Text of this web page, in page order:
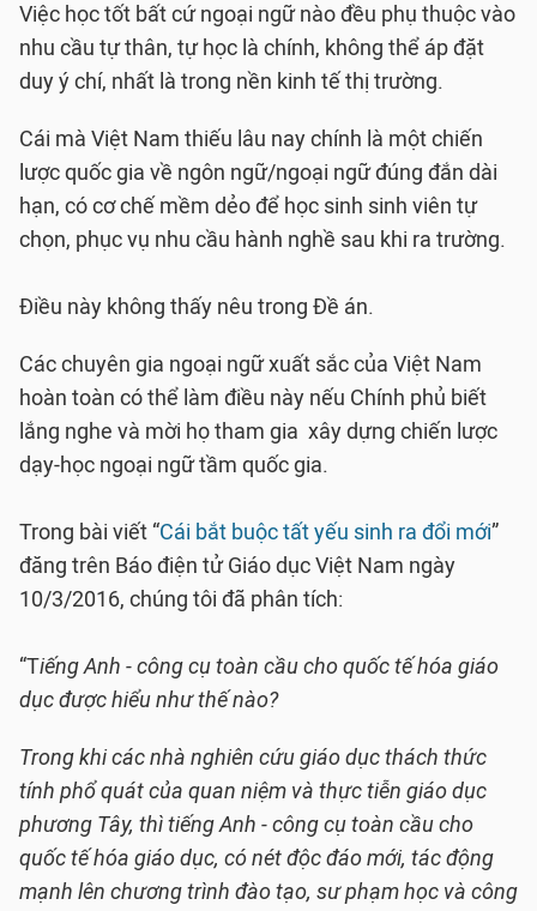
Việc học tốt bất cứ ngoại ngữ nào đều phụ thuộc vào
nhu cầu tự thân, tự học là chính, không thể áp đặt
duy ý chí, nhất là trong nền kinh tế thị trường.
Cái mà Việt Nam thiếu lâu nay chính là một chiến
lược quốc gia về ngôn ngữ/ngoại ngữ đúng đắn dài
hạn, có cơ chế mềm dẻo để học sinh sinh viên tự
chọn, phục vụ nhu cầu hành nghề sau khi ra trường.
Điều này không thấy nêu trong Đề án.
Các chuyên gia ngoại ngữ xuất sắc của Việt Nam
hoàn toàn có thể làm điều này nếu Chính phủ biết
lắng nghe và mời họ tham gia xây dựng chiến lược
dạy-học ngoại ngữ tầm quốc gia.
Trong bài viết “Cái bắt buộc tất yếu sinh ra đổi mới”
đăng trên Báo điện tử Giáo dục Việt Nam ngày
10/3/2016, chúng tôi đã phân tích:
“Tiếng Anh - công cụ toàn cầu cho quốc tế hóa giáo
dục được hiểu như thế nào?
Trong khi các nhà nghiên cứu giáo dục thách thức
tính phổ quát của quan niệm và thực tiễn giáo dục
phương Tây, thì tiếng Anh - công cụ toàn cầu cho
quốc tế hóa giáo dục, có nét độc đáo mới, tác động
mạnh lên chương trình đào tạo, sư phạm học và công